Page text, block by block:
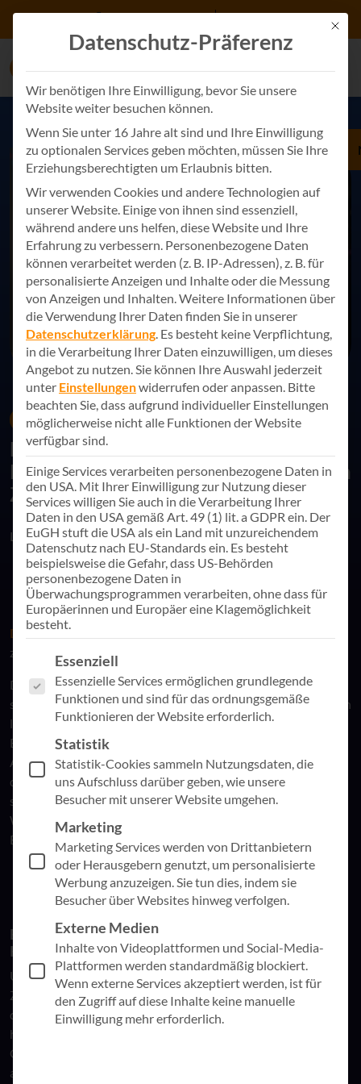
Zum Inhalt springen
News 15. Juni 2022
Digitale Arbeitsplatzkonzepte in der
Kirche: Der richtige Weg zur modernen
Zusammenarbeit
Link teilen
Digitale Arbeitsplatzkonzepte
zur modernen Zusammenarbeit.
Die Welt und damit auch die Kirche unterliegen einem
stetigen Wandel. In der heutigen digitalen Arbeitswelt werden
lang gewachsene Strukturen und Prozesse intensiv auf ihre
Effizienz hin überprüft und optimiert. Ein konzeptioneller
Ansatz ist unerlässlich, um einen reibungslosen Übergang in
die moderne Ära sicherzustellen. Bei der AppSphere AG
stehen wir bereit, um diese Herausforderungen anzugehen.
Wir entwickeln individuelle Arbeitsplatzkonzepte, die die
Bedürfnisse der Menschen in den Mittelpunkt stellen.
Einführung in digitale Arbeitsplatzkonzepte in der
Kirche
Unsere Überzeugung ist, dass es für eine erfolgreiche digitale
Zusammenarbeit in der Kirche keinen besseren Weg gibt als
den gemeinsamen Weg. Dieser Ansatz folgt einem
humanzentrischen Prinzip, bei dem alle Beteiligten, sei es die
Geschäftsführung, die Stakeholder oder die Mitarbeitenden
aus verschiedenen Abteilungen, den Prozess aktiv begleiten
Mit
Datenschutz-Präferenz
Wir benötigen Ihre Einwilligung, bevor Sie unsere
Website weiter besuchen können.
Wenn Sie unter 16 Jahre alt sind und Ihre Einwilligung
zu optionalen Services geben möchten, müssen Sie Ihre
Erziehungsberechtigten um Erlaubnis bitten.
Wir verwenden Cookies und andere Technologien auf
unserer Website. Einige von ihnen sind essenziell,
während andere uns helfen, diese Website und Ihre
Erfahrung zu verbessern. Personenbezogene Daten
können verarbeitet werden (z. B. IP-Adressen), z. B. für
personalisierte Anzeigen und Inhalte oder die Messung
von Anzeigen und Inhalten.Weitere Informationen über
die Verwendung Ihrer Daten finden Sie in unserer
Datenschutzerklärung. Es besteht keine Verpflichtung,
in die Verarbeitung Ihrer Daten einzuwilligen, um dieses
Angebot zu nutzen.Sie können Ihre Auswahl jederzeit
unter Einstellungenwiderrufen oder anpassen. Bitte
beachten Sie, dass aufgrund individueller Einstellungen
möglicherweise nicht alle Funktionen der Website
verfügbar sind.
Einige Services verarbeiten personenbezogene Daten in
den USA. Mit Ihrer Einwilligung zur Nutzung dieser
Services willigen Sie auch in die Verarbeitung Ihrer
Daten in den USA gemäß Art. 49 (1) lit. a GDPR ein. Der
EuGH stuft die USA als ein Land mit unzureichendem
Datenschutz nach EU-Standards ein. Es besteht
beispielsweise die Gefahr, dass US-Behörden
personenbezogene Daten in
Überwachungsprogrammen verarbeiten, ohne dass für
Europäerinnen und Europäer eine Klagemöglichkeit
besteht.
Es folgt eine Liste der Service-Gruppen, für die eine
Essenziell
Essenzielle Services ermöglichen grundlegende
Funktionen und sind für das ordnungsgemäße
Funktionieren der Website erforderlich.
Statistik
Statistik-Cookies sammeln Nutzungsdaten, die
uns Aufschluss darüber geben, wie unsere
Besucher mit unserer Website umgehen.
Marketing
Marketing Services werden von Drittanbietern
oder Herausgebern genutzt, um personalisierte
Werbung anzuzeigen. Sie tun dies, indem sie
Besucher über Websites hinweg verfolgen.
Externe Medien
Inhalte von Videoplattformen und Social-Media-
Plattformen werden standardmäßig blockiert.
Wenn externe Services akzeptiert werden, ist für
den Zugriff auf diese Inhalte keine manuelle
Einwilligung mehr erforderlich.